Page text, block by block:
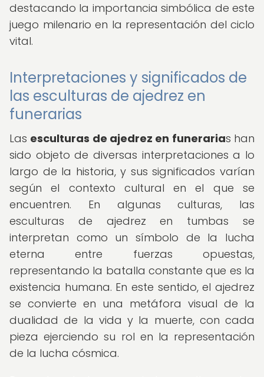
destacando la importancia simbólica de este
juego milenario en la representación del ciclo
vital.
Interpretaciones y significados de
las esculturas de ajedrez en
funerarias
Las esculturas de ajedrez en funerarias han
sido objeto de diversas interpretaciones a lo
largo de la historia, y sus significados varían
según el contexto cultural en el que se
encuentren. En algunas culturas, las
esculturas de ajedrez en tumbas se
interpretan como un símbolo de la lucha
eterna entre fuerzas opuestas,
representando la batalla constante que es la
existencia humana. En este sentido, el ajedrez
se convierte en una metáfora visual de la
dualidad de la vida y la muerte, con cada
pieza ejerciendo su rol en la representación
de la lucha cósmica.